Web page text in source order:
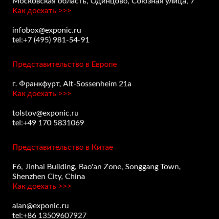
infobox@exponic.ru
tel:+7 (495) 981-54-91
Как доехать >>>
Представительство в Европе
г. Франкфурт, Alt-Sossenheim 21a
tolstov@exponic.ru
tel:+49 170 5831069
Как доехать >>>
Представительство в Китае
F6, Jinhai Building, Bao'an Zone, Songgang Town,
Shenzhen City, China
alan@exponic.ru
tel:+86 13509607927
Как доехать >>>